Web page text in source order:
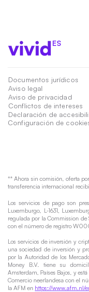
ES
Documentos jurídicos
Aviso legal
Aviso de privacidad
Conflictos de intereses
Declaración de
Configuración de
** Ahora sin comisión, oferta
transferencia internacional
Los servicios de pago son
Luxemburgo, L-1631,
regulada por la Commission
con el número de registro
Los servicios de inversión y
una sociedad de inversión y
por la Autoridad de los
Money B.V. tiene su
Amsterdam, Países Bajos, y
Comercio neerlandesa con el
la AFM en https://www.afm.nl/